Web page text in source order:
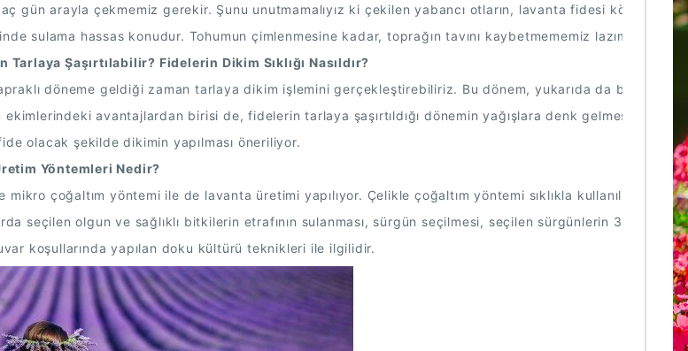
gün arayla çekmemiz gerekir. Şunu unutmamalıyız ki çekilen yabancı otların, lavanta fidesi
sulama hassas konudur. Tohumun çimlenmesine kadar, toprağın tavını kaybetmememiz lazım. Bu
Tarlaya Şaşırtılabilir? Fidelerin Dikim Sıklığı Nasıldır?
döneme geldiği zaman tarlaya dikim işlemini gerçekleştirebiliriz. Bu dönem, yukarıda da
ekimlerindeki avantajlardan birisi de, fidelerin tarlaya şaşırtıldığı dönemin yağışlara denk gelmesidir.
olacak şekilde dikimin yapılması öneriliyor.
Yöntemleri Nedir?
mikro çoğaltım yöntemi ile de lavanta üretimi yapılıyor. Çelikle çoğaltım yöntemi sıklıkla kullanılır.
seçilen olgun ve sağlıklı bitkilerin etrafının sulanması, sürgün seçilmesi, seçilen sürgünlerin 30 cm’lik
koşullarında yapılan doku kültürü teknikleri ile ilgilidir.